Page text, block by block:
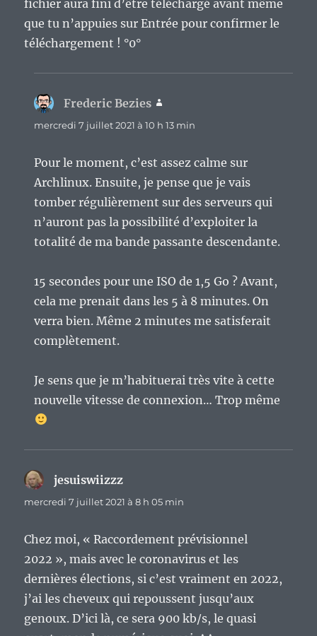
fichier aura fini d’être téléchargé avant même
que tu n’appuies sur Entrée pour confirmer le
téléchargement ! °0°
Frederic Bezies
mercredi 7 juillet 2021 à 10 h 13 min
Pour le moment, c’est assez calme sur
Archlinux. Ensuite, je pense que je vais
tomber régulièrement sur des serveurs qui
n’auront pas la possibilité d’exploiter la
totalité de ma bande passante descendante.
15 secondes pour une ISO de 1,5 Go ? Avant,
cela me prenait dans les 5 à 8 minutes. On
verra bien. Même 2 minutes me satisferait
complètement.
Je sens que je m’habituerai très vite à cette
nouvelle vitesse de connexion… Trop même
jesuiswiizzz
mercredi 7 juillet 2021 à 8 h 05 min
Chez moi, « Raccordement prévisionnel
2022 », mais avec le coronavirus et les
dernières élections, si c’est vraiment en 2022,
j’ai les cheveux qui repoussent jusqu’aux
genoux. D’ici là, ce sera 900 kb/s, le quasi